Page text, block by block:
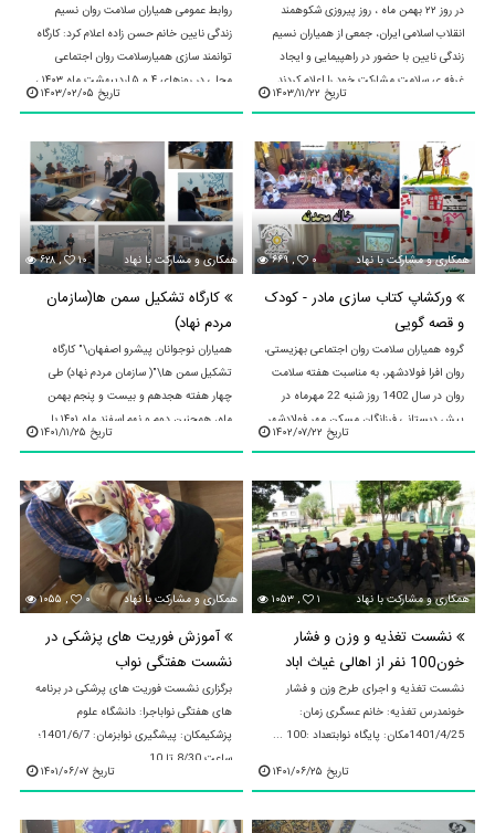
در روز ۲۲ بهمن ماه ، روز پیروزی شکوهمند
انقلاب اسلامی ایران، جمعی از همیاران نسیم
زندگی نایین با حضور در راهپیمایی و ایجاد
غرفه ی سلامت مشارکت خود را اعلام کردند ‌.
تاریخ ۱۴۰۳/۱۱/۲۲
روابط عمومی همیاران سلامت روان نسیم
زندگی نایین خانم حسن زاده اعلام کرد: کارگاه
توانمند سازی همیارسلامت روان اجتماعی
محلی در روزهای ۴ و ۵ اردیبهشت ماه ۱۴۰۳ ،
تاریخ ۱۴۰۳/۰۲/۰۵
۶۶۹ , ۰
همکاری و مشارکت با نهادهای محلی و استانی
ورکشاپ کتاب سازی مادر - کودک
و قصه گویی
گروه همیاران سلامت روان اجتماعی بهزیستی،
روان افرا فولادشهر، به مناسبت هفته سلامت
روان در سال 1402 روز شنبه 22 مهرماه در
پیش دبستانی فرزانگان مسکن مهر فولادشهر
تاریخ ۱۴۰۲/۰۷/۲۲
۶۲۸ , ۱۰
همکاری و مشارکت با نهادهای محلی و استانی
کارگاه تشکیل سمن ها(سازمان
مردم نهاد)
همیاران نوجوانان پیشرو اصفهان\" کارگاه
تشکیل سمن ها\"( سازمان مردم نهاد) طی
چهار هفته هجدهم و بیست و پنجم بهمن
ماه، همچنین دوم و نهم اسفند ماه ۱۴۰۱ با
تاریخ ۱۴۰۱/۱۱/۲۵
۱۰۵۳ , ۱
همکاری و مشارکت با نهادهای محلی و استانی
نشست تغذیه و وزن و فشار
خون100 نفر از اهالی غیاث اباد
نشست تغذیه و اجرای طرح وزن و فشار
خونمدرس تغذیه: خانم عسگری زمان:
1401/4/25مکان: پایگاه نوابتعداد :100 ...
تاریخ ۱۴۰۱/۰۶/۲۵
۱۰۵۵ , ۰
همکاری و مشارکت با نهادهای محلی و استانی
آموزش فوریت های پزشکی در
نشست هفتگی نواب
برگزاری نشست فوریت های پرشکی در برنامه
های هفتگی نواباجرا: دانشگاه علوم
پزشکیمکان: پیشگیری نوابزمان: 1401/6/7؛
ساعت 8/30 تا 10 ...
تاریخ ۱۴۰۱/۰۶/۰۷